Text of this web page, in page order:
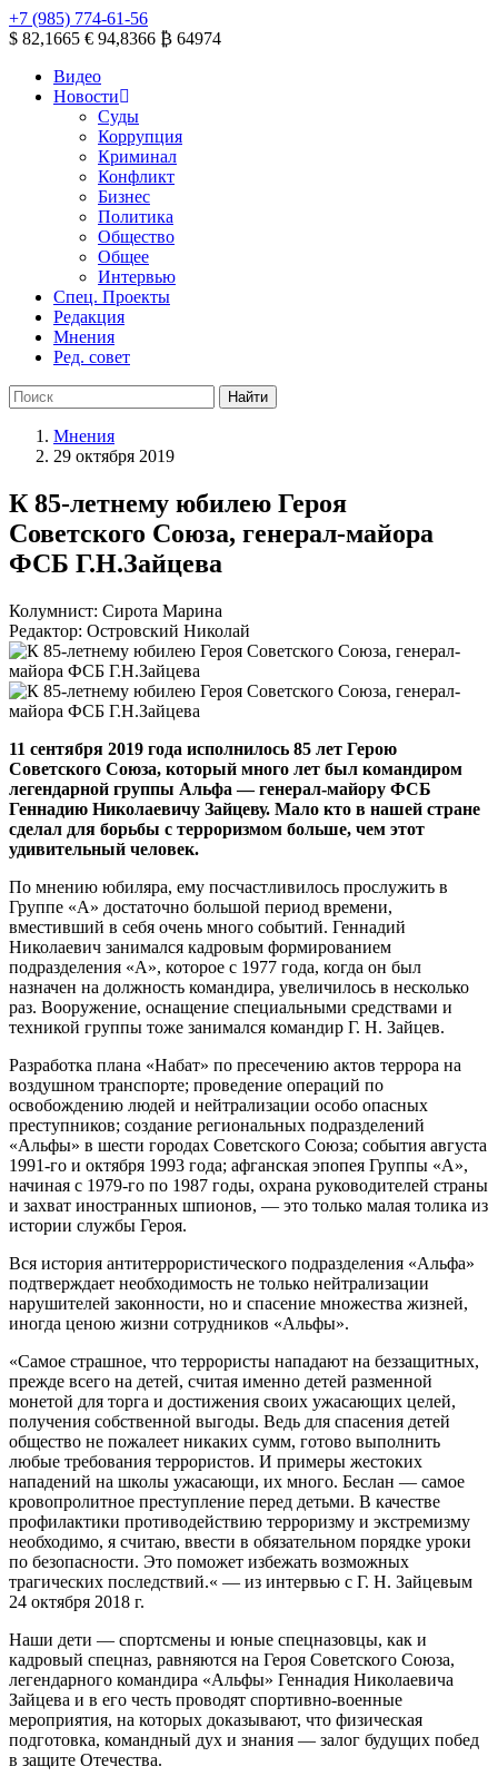
+7 (985) 774-61-56
$ 82,1665 € 94,8366 ₿ 64974
Видео
Новости
Суды
Коррупция
Криминал
Конфликт
Бизнес
Политика
Общество
Общее
Интервью
Спец. Проекты
Редакция
Мнения
Ред. совет
Мнения
29 октября 2019
К 85-летнему юбилею Героя
Советского Союза, генерал-майора
ФСБ Г.Н.Зайцева
Колумнист: Сирота Марина
Редактор: Островский Николай
11 сентября 2019 года исполнилось 85 лет Герою
Советского Союза, который много лет был командиром
легендарной группы Альфа —генерал-майору ФСБ
Геннадию Николаевичу Зайцеву. Мало кто в нашей стране
сделал для борьбы с терроризмом больше, чем этот
удивительный человек.
По мнению юбиляра, ему посчастливилось прослужить в
Группе «А» достаточно большой период времени,
вместивший в себя очень много событий. Геннадий
Николаевич занимался кадровым формированием
подразделения «А», которое с 1977 года, когда он был
назначен на должность командира, увеличилось в несколько
раз. Вооружение, оснащение специальными средствами и
техникой группы тоже занимался командир Г. Н. Зайцев.
Разработка плана «Набат» по пресечению актов террора на
воздушном транспорте; проведение операций по
освобождению людей и нейтрализации особо опасных
преступников; создание региональных подразделений
«Альфы» в шести городах Советского Союза; события августа
1991-го и октября 1993 года; афганская эпопея Группы «А»,
начиная с 1979-го по 1987 годы, охрана руководителей страны
и захват иностранных шпионов, — это только малая толика из
истории службы Героя.
Вся история антитеррористического подразделения «Альфа»
подтверждает необходимость не только нейтрализации
нарушителей законности, но и спасение множества жизней,
иногда ценою жизни сотрудников «Альфы».
«Самое страшное, что террористы нападают на беззащитных,
прежде всего на детей, считая именно детей разменной
монетой для торга и достижения своих ужасающих целей,
получения собственной выгоды. Ведь для спасения детей
общество не пожалеет никаких сумм, готово выполнить
любые требования террористов. И примеры жестоких
нападений на школы ужасающи, их много. Беслан — самое
кровопролитное преступление перед детьми. В качестве
профилактики противодействию терроризму и экстремизму
необходимо, я считаю, ввести в обязательном порядке уроки
по безопасности. Это поможет избежать возможных
трагических последствий.« — из интервью с Г. Н. Зайцевым
24 октября 2018 г.
Наши дети — спортсмены и юные спецназовцы, как и
кадровый спецназ, равняются на Героя Советского Союза,
легендарного командира «Альфы» Геннадия Николаевича
Зайцева и в его честь проводят спортивно-военные
мероприятия, на которых доказывают, что физическая
подготовка, командный дух и знания — залог будущих побед
в защите Отечества.